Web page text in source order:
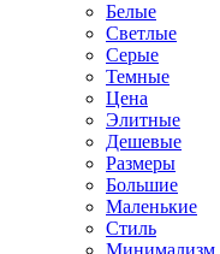
Белые
Светлые
Серые
Темные
Цена
Элитные
Дешевые
Размеры
Большие
Маленькие
Стиль
Минимализм